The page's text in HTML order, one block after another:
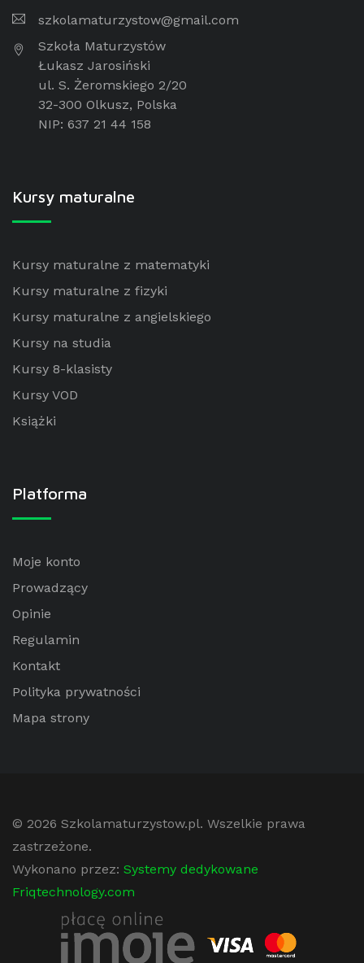
szkolamaturzystow@gmail.com
Szkoła Maturzystów
Łukasz Jarosiński
ul. S. Żeromskiego 2/20
32-300 Olkusz, Polska
NIP: 637 21 44 158
Kursy maturalne
Kursy maturalne z matematyki
Kursy maturalne z fizyki
Kursy maturalne z angielskiego
Kursy na studia
Kursy 8-klasisty
Kursy VOD
Książki
Platforma
Moje konto
Prowadzący
Opinie
Regulamin
Kontakt
Polityka prywatności
Mapa strony
© 2026 Szkolamaturzystow.pl. Wszelkie prawa
zastrzeżone.
Wykonano przez: Systemy dedykowane
Friqtechnology.com